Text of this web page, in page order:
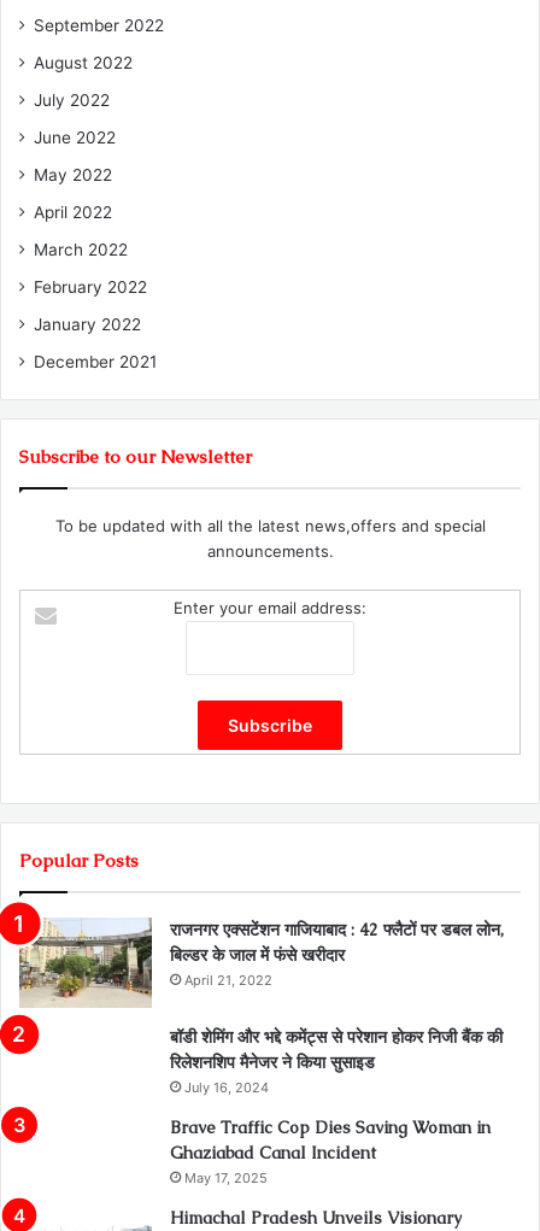
September 2022
August 2022
July 2022
June 2022
May 2022
April 2022
March 2022
February 2022
January 2022
December 2021
Subscribe to our Newsletter
To be updated with all the latest news,offers and special
announcements.
Enter your email address:
Popular Posts
राजनगर एक्सटेंशन गाजियाबाद : 42 फ्लैटों पर डबल लोन,
बिल्डर के जाल में फंसे खरीदार
April 21, 2022
बॉडी शेमिंग और भद्दे कमेंट्स से परेशान होकर निजी बैंक की
रिलेशनशिप मैनेजर ने किया सुसाइड
July 16, 2024
Brave Traffic Cop Dies Saving Woman in
Ghaziabad Canal Incident
May 17, 2025
Himachal Pradesh Unveils Visionary